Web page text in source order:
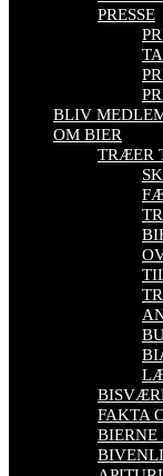
PRESSE
BLIV
OM BIER
TRÆER
FAKTA